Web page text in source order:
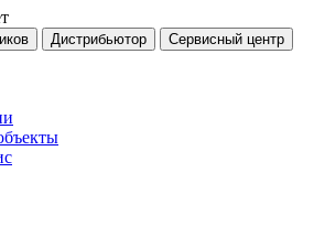
Дистрибьютор Сервисный центр